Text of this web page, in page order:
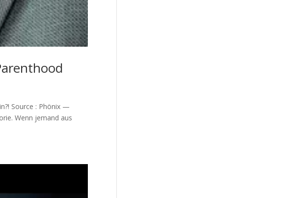
Source : Phö­nix —
Wenn jemand aus